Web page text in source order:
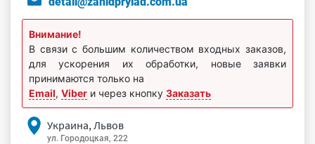
Внимание!
В связи с большим количеством входных заказов,
для ускорения их обработки, новые заявки
принимаются только на
Email, Viber и через кнопку Заказать
Украина, Львов
ул. Городоцкая, 222